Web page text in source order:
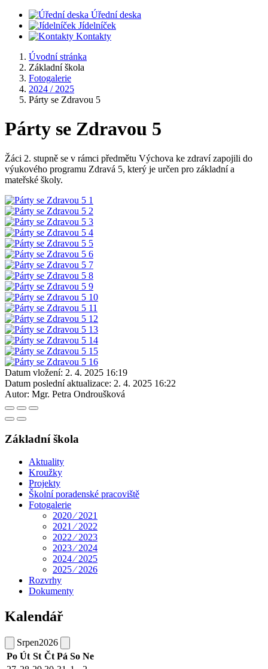
Úřední deska
Jídelníček
Kontakty
Úvodní stránka
Základní škola
Fotogalerie
2024 / 2025
Párty se Zdravou 5
Párty se Zdravou 5
Žáci 2. stupně se v rámci předmětu Výchova ke zdraví zapojili do
výukového programu Zdravá 5, který je určen pro základní a
mateřské školy.
Datum vložení: 2. 4. 2025 16:19
Datum poslední aktualizace: 2. 4. 2025 16:22
Autor: Mgr. Petra Ondroušková
Základní škola
Aktuality
Kroužky
Projekty
Školní poradenské pracoviště
Fotogalerie
2020 ⁄ 2021
2021 ⁄ 2022
2022 ⁄ 2023
2023 ⁄ 2024
2024 ⁄ 2025
2025 ⁄ 2026
Rozvrhy
Dokumenty
Kalendář
Srpen2026
Po Út St Čt Pá So Ne